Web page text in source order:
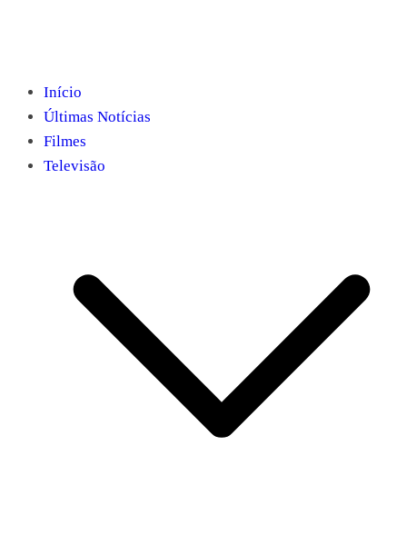
Início
Últimas Notícias
Filmes
Televisão